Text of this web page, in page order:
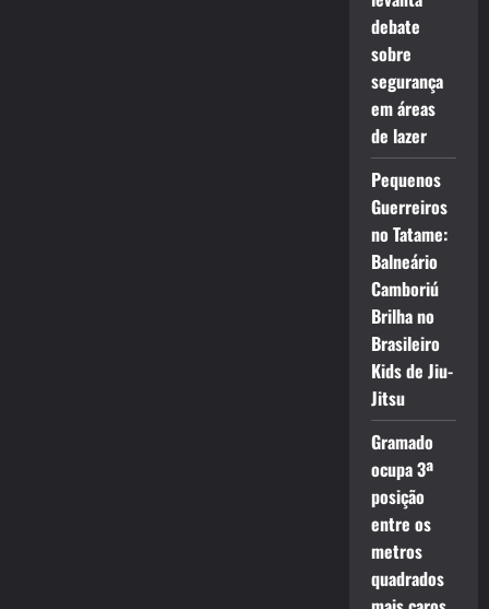
debate
sobre
segurança
em áreas
de lazer
Pequenos
Guerreiros
no Tatame:
Balneário
Camboriú
Brilha no
Brasileiro
Kids de Jiu-
Jitsu
Gramado
ocupa 3ª
posição
entre os
metros
quadrados